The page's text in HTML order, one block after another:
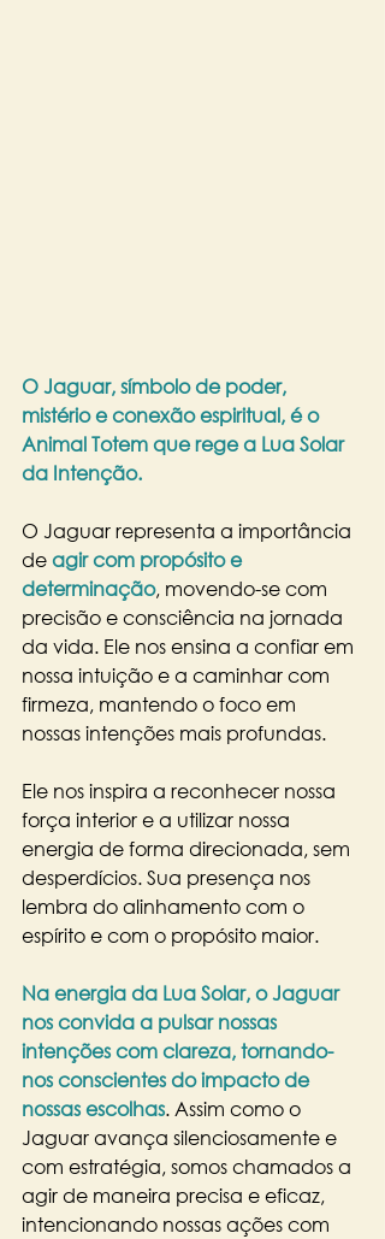
O Jaguar, símbolo de poder,
mistério e conexão espiritual, é o
Animal Totem que rege a Lua Solar
da Intenção.
O Jaguar representa a importância
de agir com propósito e
determinação, movendo-se com
precisão e consciência na jornada
da vida. Ele nos ensina a confiar em
nossa intuição e a caminhar com
firmeza, mantendo o foco em
nossas intenções mais profundas.
Ele nos inspira a reconhecer nossa
força interior e a utilizar nossa
energia de forma direcionada, sem
desperdícios. Sua presença nos
lembra do alinhamento com o
espírito e com o propósito maior.
Na energia da Lua Solar, o Jaguar
nos convida a pulsar nossas
intenções com clareza, tornando-
nos conscientes do impacto de
nossas escolhas. Assim como o
Jaguar avança silenciosamente e
com estratégia, somos chamados a
agir de maneira precisa e eficaz,
intencionando nossas ações com